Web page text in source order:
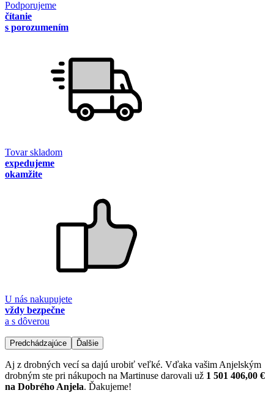
Podporujeme
čítanie
s porozumením
Tovar skladom
expedujeme
okamžite
U nás nakupujete
vždy bezpečne
a s dôverou
Predchádzajúce Ďalšie
Aj z drobných vecí sa dajú urobiť veľké. Vďaka vašim Anjelským
drobným ste pri nákupoch na Martinuse darovali už 1 501 406,00 €
na Dobrého Anjela. Ďakujeme!